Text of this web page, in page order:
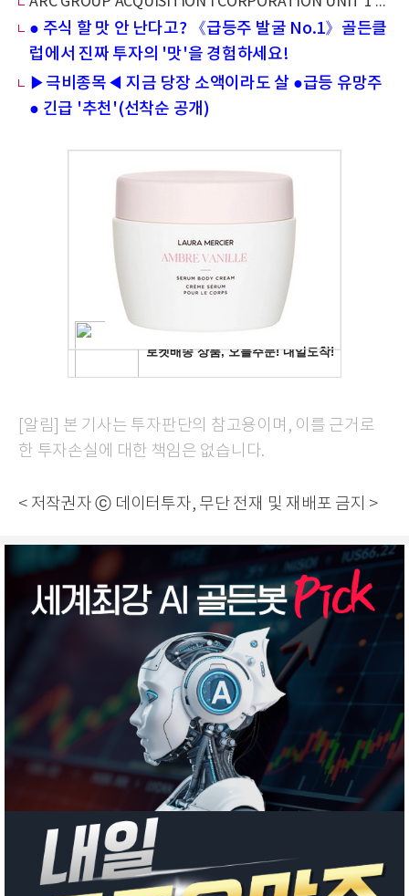
● 주식 할 맛 안 난다고? 《급등주 발굴 No.1》골든클
럽에서 진짜 투자의 '맛'을 경험하세요!
▶극비종목◀ 지금 당장 소액이라도 살 ●급등 유망주
● 긴급 '추천'(선착순 공개)
[알림] 본 기사는 투자판단의 참고용이며, 이를 근거로
한 투자손실에 대한 책임은 없습니다.
< 저작권자 ⓒ 데이터투자, 무단 전재 및 재배포 금지 >